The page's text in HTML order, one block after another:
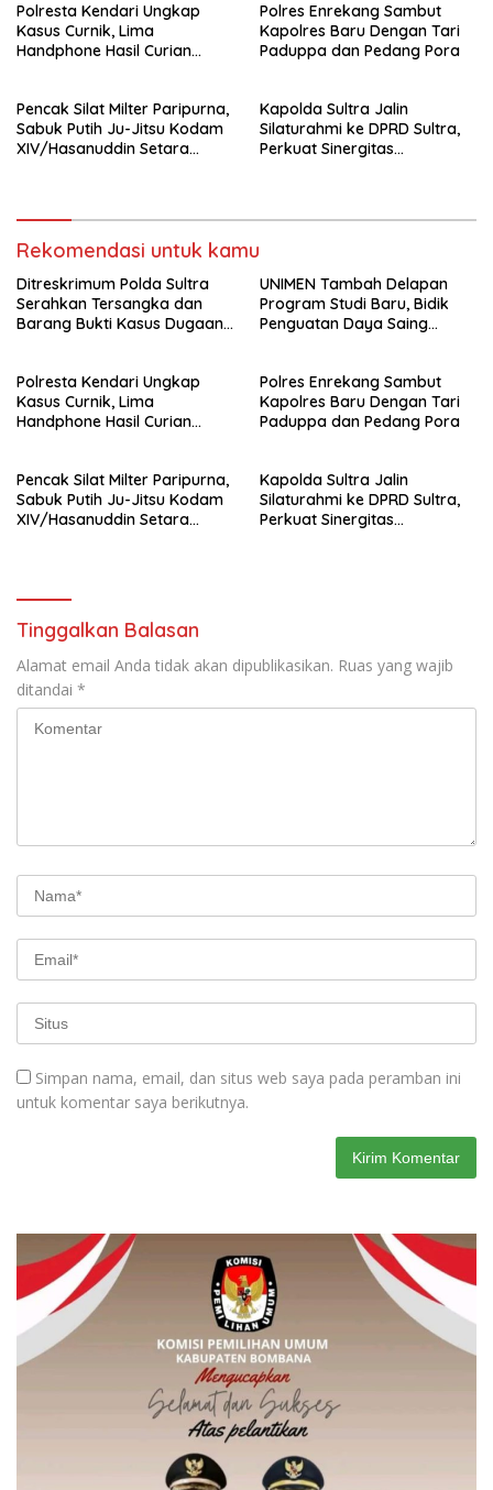
Kejaksaan
Polresta Kendari Ungkap
Kasus Curnik, Lima
Handphone Hasil Curian
Polres Enrekang Sambut
Kapolres Baru Dengan Tari
Paduppa dan Pedang Pora
Pencak Silat Milter Paripurna,
Sabuk Putih Ju-Jitsu Kodam
XIV/Hasanuddin Setara
Kapolda Sultra Jalin
Silaturahmi ke DPRD Sultra,
Perkuat Sinergitas
Rekomendasi untuk kamu
Ditreskrimum Polda Sultra
Serahkan Tersangka dan
Barang Bukti Kasus Dugaan
Kejaksaan
UNIMEN Tambah Delapan
Program Studi Baru, Bidik
Penguatan Daya Saing
Polresta Kendari Ungkap
Kasus Curnik, Lima
Handphone Hasil Curian
Polres Enrekang Sambut
Kapolres Baru Dengan Tari
Paduppa dan Pedang Pora
Pencak Silat Milter Paripurna,
Sabuk Putih Ju-Jitsu Kodam
XIV/Hasanuddin Setara
Kapolda Sultra Jalin
Silaturahmi ke DPRD Sultra,
Perkuat Sinergitas
Tinggalkan Balasan
Alamat email Anda tidak akan dipublikasikan. Ruas yang wajib
ditandai *
Simpan nama, email, dan situs web saya pada peramban ini
untuk komentar saya berikutnya.